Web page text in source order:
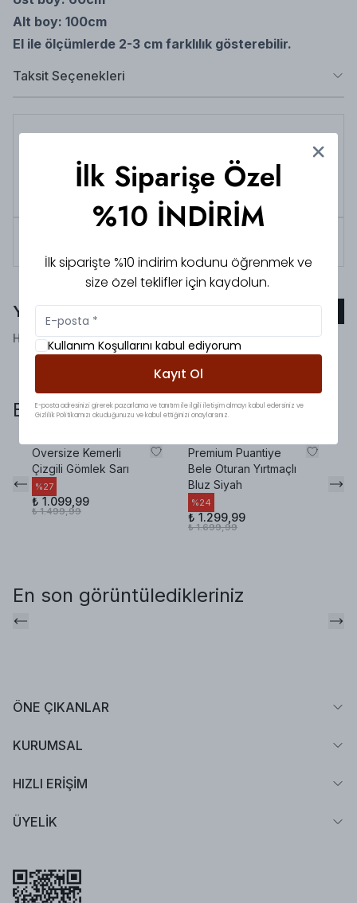
Alt boy: 100cm
El ile ölçümlerde 2-3 cm farklılık gösterebilir.
Taksit Seçenekleri
App Store veya Play Store'dan indirip App'e özel
indirimlerden her zaman faydalanabilirsiniz
Yorumlar
Henüz yorum bulunmamaktadır!
Bunlara da baktınız mı?
Oversize Kemerli
Çizgili Gömlek Sarı
%27
₺ 1.099,99
₺ 1.499,99
Premium Puantiye
Bele Oturan Yırtmaçlı
Bluz Siyah
%24
₺ 1.299,99
₺ 1.699,99
En son görüntüledikleriniz
ÖNE ÇIKANLAR
KURUMSAL
HIZLI ERİŞİM
ÜYELİK
İlk Siparişe Özel
%10 İNDİRİM
İlk siparişte %10 indirim kodunu öğrenmek ve
size özel teklifler için kaydolun.
Kullanım Koşullarını kabul ediyorum
Kayıt Ol
E-posta adresinizi girerek pazarlama ve tanıtım ile ilgili iletişim almayı kabul edersiniz ve
Gizlilik Politikamızı okuduğunuzu ve kabul ettiğinizi onaylarsınız.